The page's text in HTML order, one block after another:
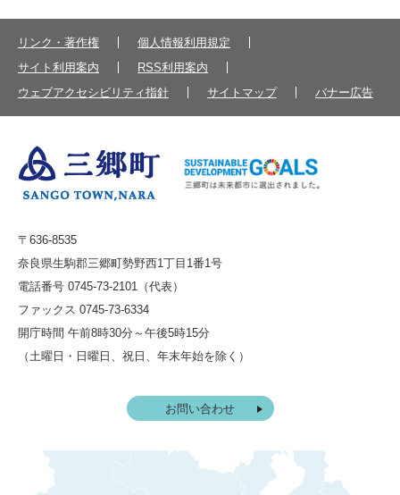
リンク・著作権
個人情報利用規定
サイト利用案内
RSS利用案内
ウェブアクセシビリティ指針
サイトマップ バナー広告
〒636-8535
奈良県生駒郡三郷町勢野西1丁目1番1号
電話番号 0745-73-2101（代表）
ファックス 0745-73-6334
開庁時間 午前8時30分～午後5時15分
（土曜日・日曜日、祝日、年末年始を除く）
お問い合わせ